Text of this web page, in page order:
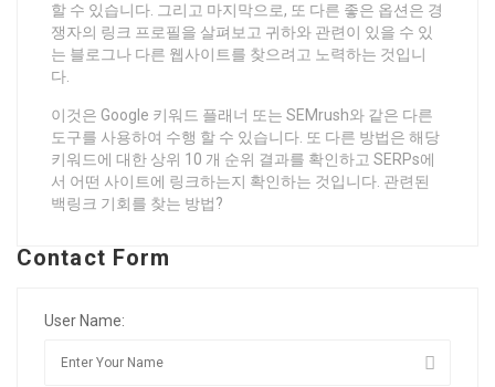
할 수 있습니다. 그리고 마지막으로, 또 다른 좋은 옵션은 경
쟁자의 링크 프로필을 살펴보고 귀하와 관련이 있을 수 있
는 블로그나 다른 웹사이트를 찾으려고 노력하는 것입니
다.
이것은 Google 키워드 플래너 또는 SEMrush와 같은 다른
도구를 사용하여 수행 할 수 있습니다. 또 다른 방법은 해당
키워드에 대한 상위 10 개 순위 결과를 확인하고 SERPs에
서 어떤 사이트에 링크하는지 확인하는 것입니다. 관련된
백링크 기회를 찾는 방법?
Contact Form
User Name: